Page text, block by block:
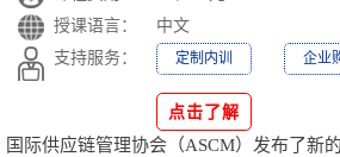
授课语言：
中文
支持服务：
定制内训 企业
点击了解
国际供应链管理协会（ASCM）发布了新